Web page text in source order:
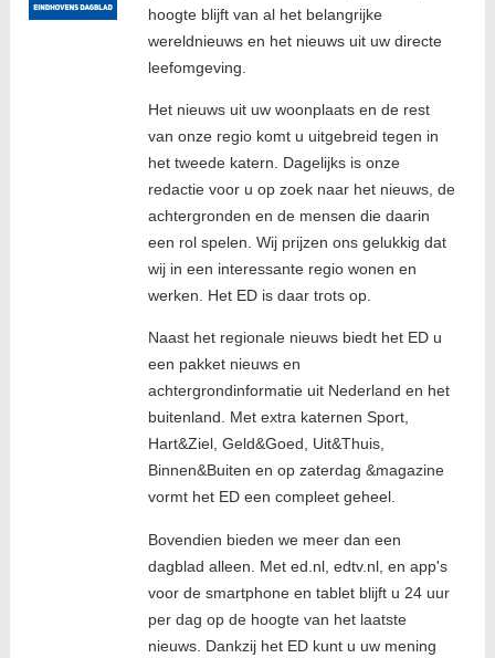
hoogte blijft van al het belangrijke
wereldnieuws en het nieuws uit uw directe
leefomgeving.
Het nieuws uit uw woonplaats en de rest
van onze regio komt u uitgebreid tegen in
het tweede katern. Dagelijks is onze
redactie voor u op zoek naar het nieuws, de
achtergronden en de mensen die daarin
een rol spelen. Wij prijzen ons gelukkig dat
wij in een interessante regio wonen en
werken. Het ED is daar trots op.
Naast het regionale nieuws biedt het ED u
een pakket nieuws en
achtergrondinformatie uit Nederland en het
buitenland. Met extra katernen Sport,
Hart&Ziel, Geld&Goed, Uit&Thuis,
Binnen&Buiten en op zaterdag &magazine
vormt het ED een compleet geheel.
Bovendien bieden we meer dan een
dagblad alleen. Met ed.nl, edtv.nl, en app's
voor de smartphone en tablet blijft u 24 uur
per dag op de hoogte van het laatste
nieuws. Dankzij het ED kunt u uw mening